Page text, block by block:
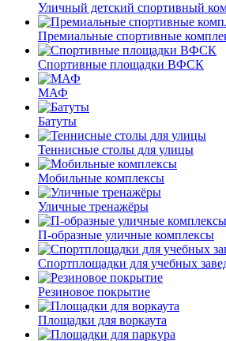
Уличный детский спортивный
Премиальные спортивные
Спортивные площадки ВФСК
МАФ
Батуты
Теннисные столы для улицы
Мобильные комплексы
Уличные тренажёры
П-образные уличные комплексы
Спортплощадки для учебных
Резиновое покрытие
Площадки для воркаута